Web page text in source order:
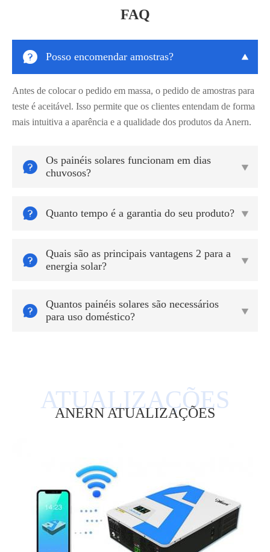
FAQ
 Posso encomendar amostras? 
Antes de colocar o pedido em massa, o pedido de amostras para
teste é aceitável. Isso permite que os clientes entendam de forma
mais intuitiva a aparência e a qualidade dos produtos da Anern.

Os painéis solares funcionam em dias
chuvosos?

 Quanto tempo é a garantia do seu produto? 

Quais são as principais vantagens 2 para a
energia solar?


Quantos painéis solares são necessários
para uso doméstico?

ANERN ATUALIZAÇÕES